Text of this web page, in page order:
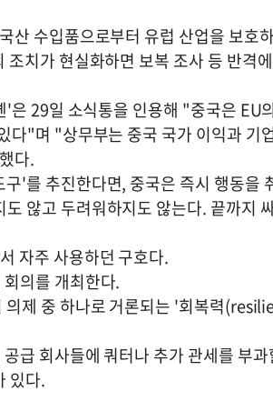
산 수입품으로부터 유럽 산업을 보호
치가 현실화하면 보복 조사 등 반격
29일 소식통을 인용해 "중국은 EU
다"며 "상무부는 중국 국가 이익과 기
다.
'를 추진한다면, 중국은 즉시 행동을
않고 두려워하지도 않는다. 끝까지
자주 사용하던 구호다.
의를 개최한다.
제 중 하나로 거론되는 '회복력
급 회사들에 쿼터나 추가 관세를 부
있다.